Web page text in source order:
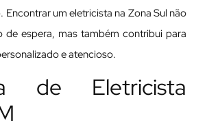
Encontrar um eletricista na Zona Sul não
de espera, mas também contribui para
e atencioso.
de Eletricista